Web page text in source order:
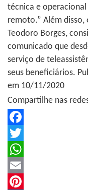
técnica e
remoto.” Além
Teodoro Borges,
comunicado que
serviço de
seus beneficiários.
em 10/11/2020
Compartilhe nas
Facebook
Twitter
WhatsApp
Email